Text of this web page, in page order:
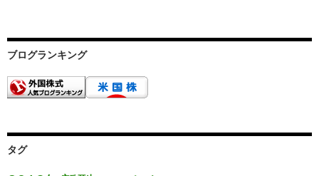
ブログランキング
タグ